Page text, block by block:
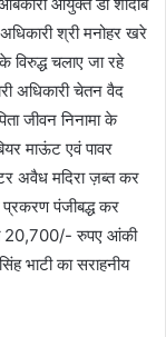
श्री मनोहर खरे
विरुद्ध चलाए जा रहे
अधिकारी चेतन वैद
जीवन निनामा के
माऊंट एवं पावर
अवैध मदिरा ज़ब्त कर
पंजीबद्ध कर
20,700/- रुपए आंकी
भाटी का सराहनीय